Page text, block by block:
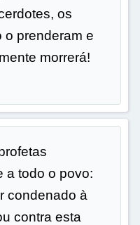
os
o prenderam e
morrerá!
a todo o povo:
condenado à
contra esta